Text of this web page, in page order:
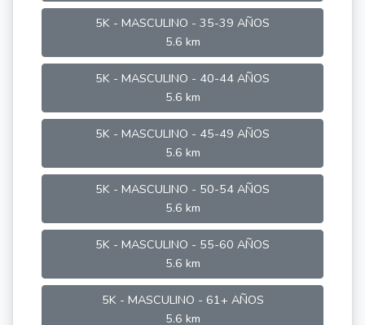
5K - MASCULINO - 35-39 AÑOS
5.6 km
5K - MASCULINO - 40-44 AÑOS
5.6 km
5K - MASCULINO - 45-49 AÑOS
5.6 km
5K - MASCULINO - 50-54 AÑOS
5.6 km
5K - MASCULINO - 55-60 AÑOS
5.6 km
5K - MASCULINO - 61+ AÑOS
5.6 km